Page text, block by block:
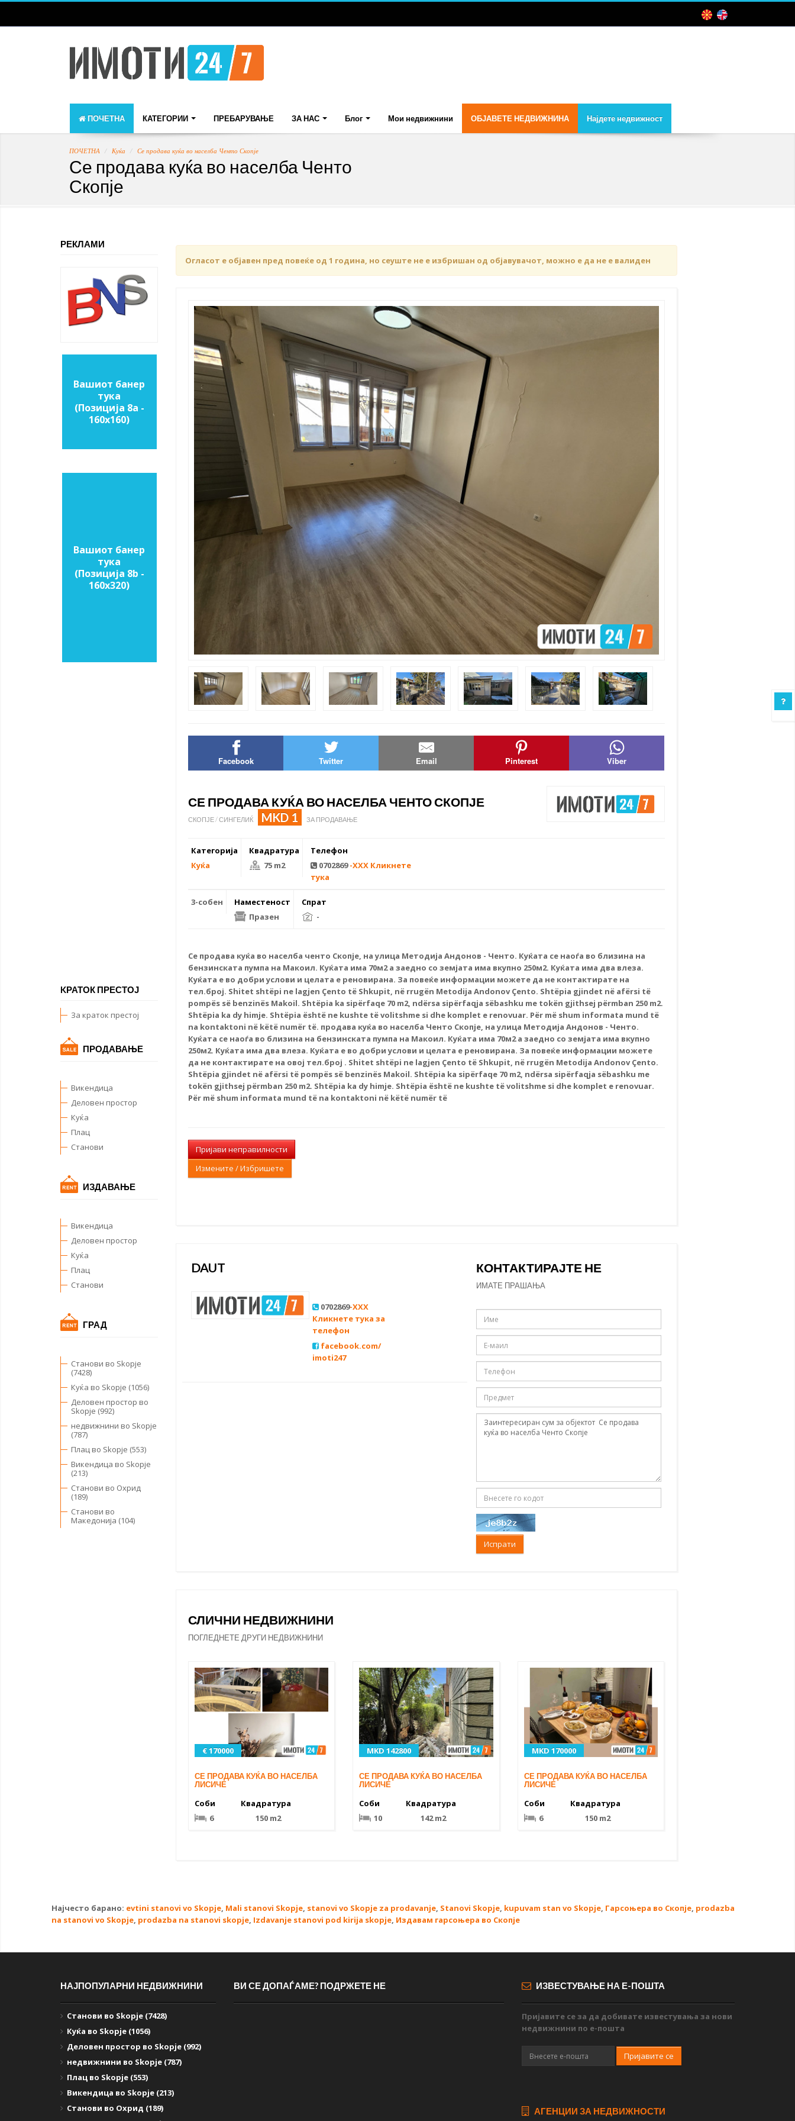
ПОЧЕТНА КАТЕГОРИИ ПРЕБАРУВАЊЕ ЗА НАС Блог Мои недвижнини ОБЈАВЕТЕ НЕДВИЖНИНА Најдете недвижност
ПОЧЕТНА Куќа Се продава куќа во населба Ченто Скопје
Се продава куќа во населба Ченто
Скопје
РЕКЛАМИ
Вашиот банер
тука
(Позиција 8a -
160х160)
Вашиот банер
тука
(Позиција 8b -
160х320)
KРАТОК ПРЕСТОЈ
За краток престој
ПРОДАВАЊЕ
Викендица
Деловен простор
Куќа
Плац
Станови
ИЗДАВАЊЕ
Викендица
Деловен простор
Куќа
Плац
Станови
ГРАД
Станови во Skopje
(7428)
Куќа во Skopje (1056)
Деловен простор во
Skopje (992)
недвижнини во Skopje
(787)
Плац во Skopje (553)
Викендица во Skopje
(213)
Станови во Охрид
(189)
Станови во
Македонија (104)
Огласот е објавен пред повеќе од 1 година, но сеуште не е избришан од објавувачот, можно е да не е валиден
Facebook Twitter Email Pinterest Viber
СЕ ПРОДАВА КУЌА ВО НАСЕЛБА ЧЕНТО СКОПЈЕ
СКОПЈЕ / СИНГЕЛИЌ MKD 1 ЗА ПРОДАВАЊЕ
Категорија
Куќа
Квадратура
75 m2
Телефон
0702869-XXX Кликнете
тука
3-собен
Наместеност
Празен
Спрат
-
Се продава куќа во населба ченто Скопје, на улица Методија Андонов - Ченто. Куќата се наоѓа во близина на
бензинската пумпа на Макоил. Куќата има 70м2 а заедно со земјата има вкупно 250м2. Куќата има два влеза.
Куќата е во добри услови и целата е реновирана. За повеќе информации можете да не контактирате на
тел.број. Shitet shtëpi ne lagjen Çento të Shkupit, në rrugën Metodija Andonov Çento. Shtëpia gjindet në afërsi të
pompës së benzinës Makoil. Shtëpia ka sipërfaqe 70 m2, ndërsa sipërfaqja sëbashku me tokën gjithsej përmban 250 m2.
Shtëpia ka dy himje. Shtëpia është ne kushte të volitshme si dhe komplet e renovuar. Për më shum informata mund të
na kontaktoni në këtë numër të. продава куќа во населба Ченто Скопје, на улица Методија Андонов - Ченто.
Куќата се наоѓа во близина на бензинската пумпа на Макоил. Куќата има 70м2 а заедно со земјата има вкупно
250м2. Куќата има два влеза. Куќата е во добри услови и целата е реновирана. За повеќе информации можете
да не контактирате на овој тел.број . Shitet shtëpi ne lagjen Çento të Shkupit, në rrugën Metodija Andonov Çento.
Shtëpia gjindet në afërsi të pompës së benzinës Makoil. Shtëpia ka sipërfaqe 70 m2, ndërsa sipërfaqja sëbashku me
tokën gjithsej përmban 250 m2. Shtëpia ka dy himje. Shtëpia është ne kushte të volitshme si dhe komplet e renovuar.
Për më shum informata mund të na kontaktoni në këtë numër të
Пријави неправилности
Измените / Избришете
DAUT
0702869-XXX
Кликнете тука за
телефон
facebook.com/
imoti247
КОНТАКТИРАЈТЕ НЕ
ИМАТЕ ПРАШАЊА
Испрати
СЛИЧНИ НЕДВИЖНИНИ
ПОГЛЕДНЕТЕ ДРУГИ НЕДВИЖНИНИ
€ 170000
СЕ ПРОДАВА КУЌА ВО НАСЕЛБА
ЛИСИЧЕ
Соби
6
Квадратура
150 m2
MKD 142800
СЕ ПРОДАВА КУЌА ВО НАСЕЛБА
ЛИСИЧЕ
Соби
10
Квадратура
142 m2
MKD 170000
СЕ ПРОДАВА КУЌА ВО НАСЕЛБА
ЛИСИЧЕ
Соби
6
Квадратура
150 m2
Најчесто барано: evtini stanovi vo Skopje, Mali stanovi Skopje, stanovi vo Skopje za prodavanje, Stanovi Skopje, kupuvam stan vo Skopje, Гарсоњера во Скопје, prodazba
na stanovi vo Skopje, prodazba na stanovi skopje, Izdavanje stanovi pod kirija skopje, Издавам гарсоњера во Скопје
НАЈПОПУЛАРНИ НЕДВИЖНИНИ
Станови во Skopje (7428)
Куќа во Skopje (1056)
Деловен простор во Skopje (992)
недвижнини во Skopje (787)
Плац во Skopje (553)
Викендица во Skopje (213)
Станови во Охрид (189)
ВИ СЕ ДОПАЃАМЕ? ПОДРЖЕТЕ НЕ ИЗВЕСТУВАЊЕ НА Е-ПОШТА
Пријавите се за да добивате известувања за нови
недвижнини по е-пошта
Пријавите се
АГЕНЦИИ ЗА НЕДВИЖНОСТИ